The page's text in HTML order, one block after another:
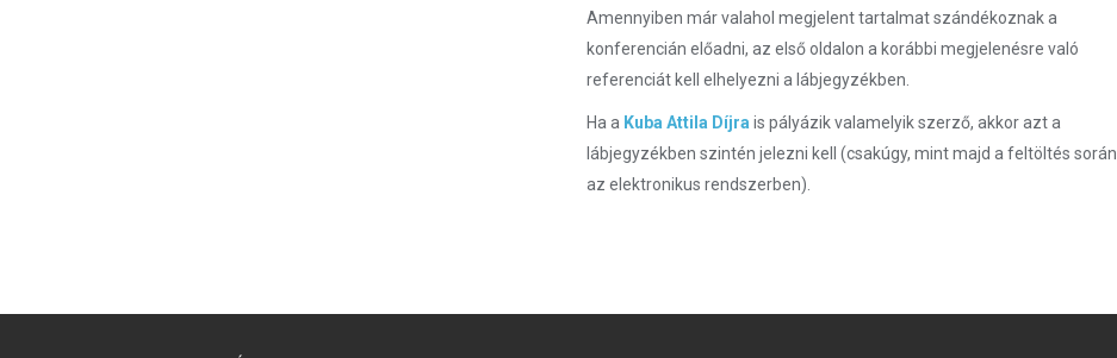
Amennyiben már valahol megjelent tartalmat szándékoznak a
konferencián előadni, az első oldalon a korábbi megjelenésre való
referenciát kell elhelyezni a lábjegyzékben.
Ha a Kuba Attila Díjra is pályázik valamelyik szerző, akkor azt a
lábjegyzékben szintén jelezni kell (csakúgy, mint majd a feltöltés során
az elektronikus rendszerben).